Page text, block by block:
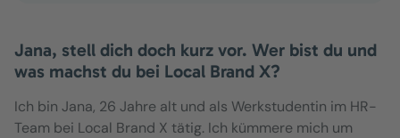
Jana, stell dich doch kurz vor. Wer bist du und
was machst du bei Local Brand X?
Ich bin Jana, 26 Jahre alt und als Werkstudentin im HR-
Team bei Local Brand X tätig. Ich kümmere mich um